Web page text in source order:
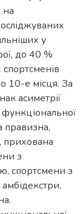
на
у
до 40 %
10-е місця. За
асиметрії
правизна,
прихована
з
спортсмени з